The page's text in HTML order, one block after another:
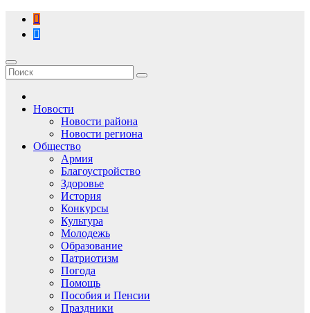
Перейти
содержимому
Новости
Новости района
Новости региона
Общество
Армия
Благоустройство
Здоровье
История
Конкурсы
Культура
Молодежь
Образование
Патриотизм
Погода
Помощь
Пособия и Пенсии
Праздники